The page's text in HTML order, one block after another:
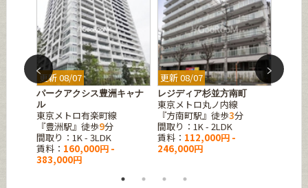
更新 08/07
パークアクシス豊洲キャナ
ル
東京メトロ有楽町線
『豊洲駅』徒歩9分
間取り：1K - 3LDK
賃料： 160,000円 -
383,000円
更新 08/07
レジディア杉並方南町
東京メトロ丸ノ内線
『方南町駅』徒歩3分
間取り：1K - 2LDK
賃料： 112,000円 -
246,000円
更新